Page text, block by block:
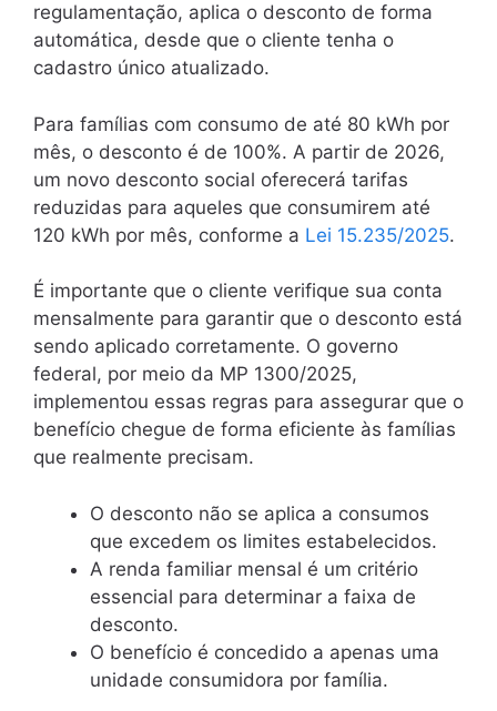
regulamentação, aplica o desconto de forma
automática, desde que o cliente tenha o
cadastro único atualizado.
Para famílias com consumo de até 80 kWh por
mês, o desconto é de 100%. A partir de 2026,
um novo desconto social oferecerá tarifas
reduzidas para aqueles que consumirem até
120 kWh por mês, conforme a Lei 15.235/2025.
É importante que o cliente verifique sua conta
mensalmente para garantir que o desconto está
sendo aplicado corretamente. O governo
federal, por meio da MP 1300/2025,
implementou essas regras para assegurar que o
benefício chegue de forma eficiente às famílias
que realmente precisam.
O desconto não se aplica a consumos
que excedem os limites estabelecidos.
A renda familiar mensal é um critério
essencial para determinar a faixa de
desconto.
O benefício é concedido a apenas uma
unidade consumidora por família.